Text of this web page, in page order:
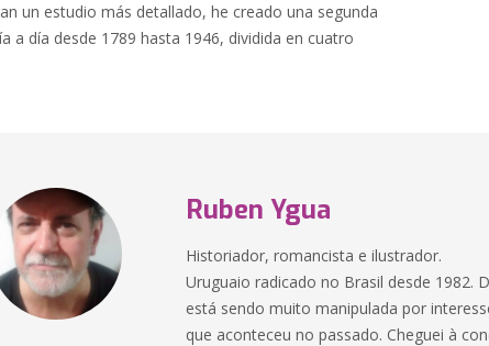
un estudio más detallado, he creado una segunda
a día desde 1789 hasta 1946, dividida en cuatro
Ruben Ygua
Historiador, romancista e ilustrador.
Uruguaio radicado no Brasil desde 1982.
está sendo muito manipulada por
que aconteceu no passado. Cheguei à